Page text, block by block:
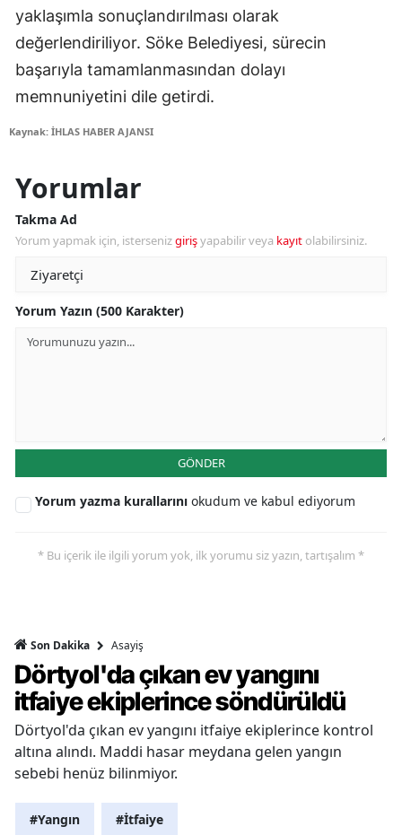
yaklaşımla sonuçlandırılması olarak
değerlendiriliyor. Söke Belediyesi, sürecin
başarıyla tamamlanmasından dolayı
memnuniyetini dile getirdi.
Kaynak: İHLAS HABER AJANSI
Yorumlar
Takma Ad
Yorum yapmak için, istersenizgirişyapabilir veya kayıt olabilirsiniz.
Yorum Yazın (500 Karakter)
GÖNDER
Yorum yazma kurallarını okudum ve kabul ediyorum
* Bu içerik ile ilgili yorum yok, ilk yorumu siz yazın, tartışalım *
Son Dakika Asayiş
Dörtyol'da çıkan ev yangını
itfaiye ekiplerince söndürüldü
Dörtyol'da çıkan ev yangını itfaiye ekiplerince kontrol
altına alındı. Maddi hasar meydana gelen yangın
sebebi henüz bilinmiyor.
#Yangın #İtfaiye